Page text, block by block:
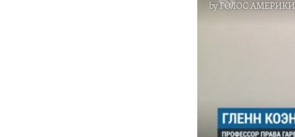
byГОЛОС АМЕРИКИ